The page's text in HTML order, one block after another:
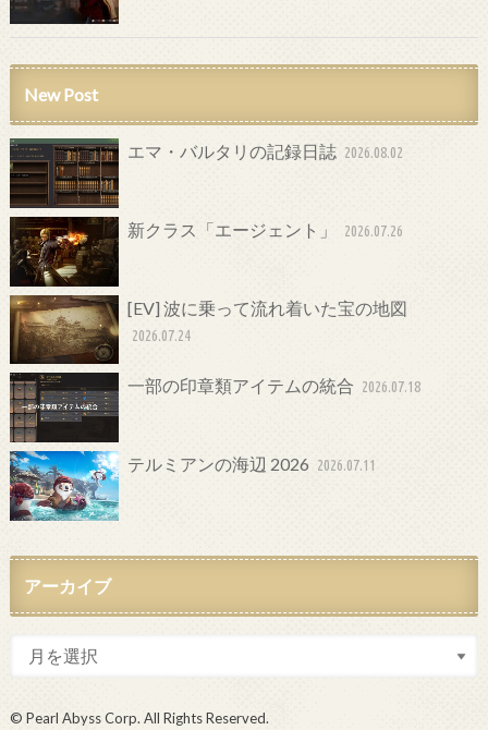
New Post
エマ・バルタリの記録日誌 2026.08.02
新クラス「エージェント」 2026.07.26
[EV] 波に乗って流れ着いた宝の地図
2026.07.24
一部の印章類アイテムの統合 2026.07.18
テルミアンの海辺 2026 2026.07.11
アーカイブ
© Pearl Abyss Corp. All Rights Reserved.